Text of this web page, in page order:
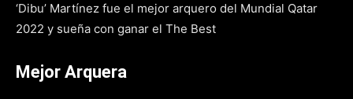
‘Dibu’ Martínez fue el mejor arquero del Mundial Qatar
2022 y sueña con ganar el The Best
Mejor Arquera